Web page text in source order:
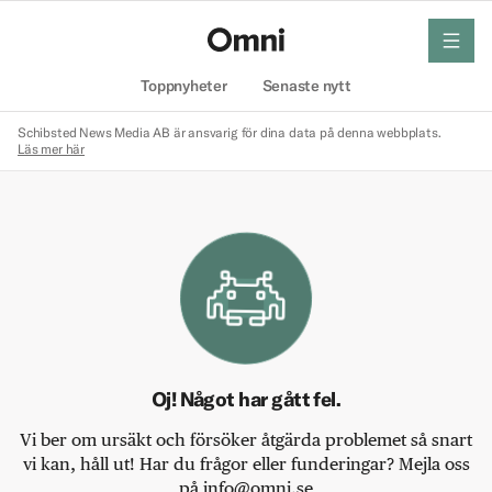
Toppnyheter Senaste nytt
meny
Schibsted News Media AB är ansvarig för dina data på denna webbplats.
Läs mer här
Oj! Något har gått fel.
Vi ber om ursäkt och försöker åtgärda problemet så snart
vi kan, håll ut! Har du frågor eller funderingar? Mejla oss